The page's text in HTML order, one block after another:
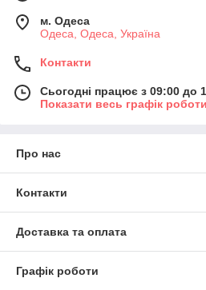
м. Одеса
Одеса, Одеса, Україна
Контакти
Сьогодні працює з 09:00 до
Показати весь графік роботи
Про нас
Контакти
Доставка та оплата
Графік роботи